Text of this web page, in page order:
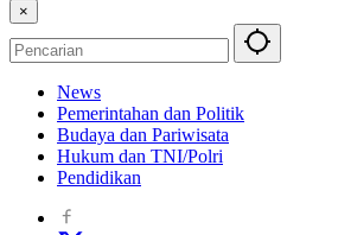
×
News
Pemerintahan dan Politik
Budaya dan Pariwisata
Hukum dan TNI/Polri
Pendidikan